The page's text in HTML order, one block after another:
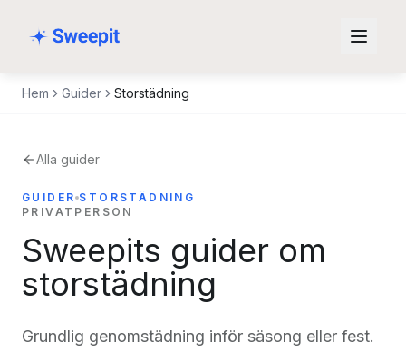
Hem Guider Storstädning
Alla guider
GUIDER STORSTÄDNING
PRIVATPERSON
Sweepits guider om
storstädning
Grundlig genomstädning inför säsong eller fest.